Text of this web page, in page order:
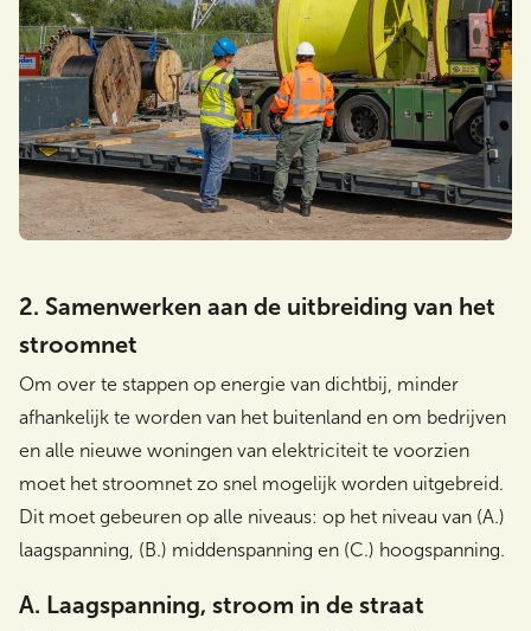
2. Samenwerken aan de uitbreiding van het
stroomnet
Om over te stappen op energie van dichtbij, minder
afhankelijk te worden van het buitenland en om bedrijven
en alle nieuwe woningen van elektriciteit te voorzien
moet het stroomnet zo snel mogelijk worden uitgebreid.
Dit moet gebeuren op alle niveaus: op het niveau van (A.)
laagspanning, (B.) middenspanning en (C.) hoogspanning.
A. Laagspanning, stroom in de straat